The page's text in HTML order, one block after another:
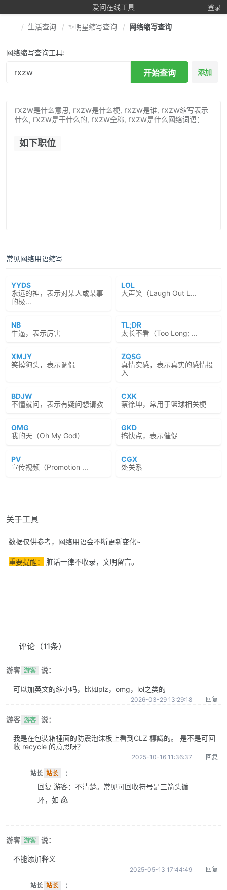
爱问在线工具 登录
生活查询 ✨明星缩写查询 网络缩写查询
网络缩写查询工具:
开始查询 添加
rxzw是什么意思, rxzw是什么梗, rxzw是谁, rxzw缩写表示
什么, rxzw是干什么的, rxzw全称, rxzw是什么网络词语：
如下职位
常见网络用语缩写
YYDS
永远的神，表示对某人或某事
的极...
LOL
大声笑（Laugh Out L...
NB
牛逼，表示厉害
TL;DR
太长不看（Too Long; ...
XMJY
笑摸狗头，表示调侃
ZQSG
真情实感，表示真实的感情投
入
BDJW
不懂就问，表示有疑问想请教
CXK
蔡徐坤，常用于篮球相关梗
OMG
我的天（Oh My God）
GKD
搞快点，表示催促
PV
宣传视频（Promotion ...
CGX
处关系
关于工具
数据仅供参考，网络用语会不断更新变化~
重要提醒： 脏话一律不收录，文明留言。
评论 （11条）
游客 游客 说：
可以加英文的缩小吗，比如plz，omg，lol之类的
2026-03-29 13:29:18 回复
游客 游客 说：
我是在包裝箱裡面的防震泡沫板上看到CLZ 標識的。 是不是可回
收 recycle 的意思呀？
2025-10-16 11:36:37 回复
站长 站长 ：
回复 游客：不清楚。常见可回收符号是三箭头循
环，如 ♴
游客 游客 说：
不能添加释义
2025-05-13 17:44:49 回复
站长 站长 ：